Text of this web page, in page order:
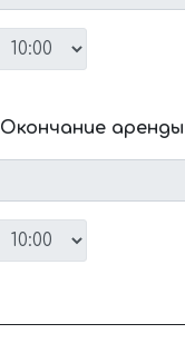
Окончание